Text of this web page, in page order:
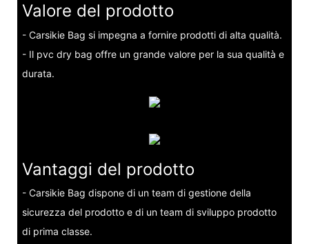
Valore del prodotto
- Carsikie Bag si impegna a fornire prodotti di alta qualità.
- Il pvc dry bag offre un grande valore per la sua qualità e
durata.
Vantaggi del prodotto
- Carsikie Bag dispone di un team di gestione della
sicurezza del prodotto e di un team di sviluppo prodotto
di prima classe.